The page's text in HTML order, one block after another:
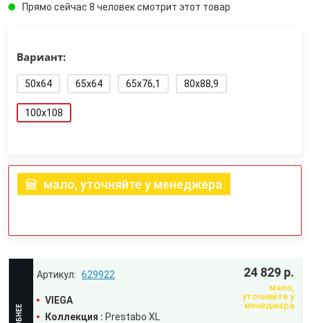
Прямо сейчас 8 человек смотрит этот товар
Вариант:
50x64 65x64 65x76,1 80x88,9
100x108
мало, уточняйте у менеджера
629922
VIEGA
Коллекция : Prestabo XL
24 829 р.
мало,
уточняйте у
менеджера